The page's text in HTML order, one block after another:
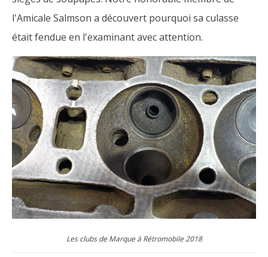
l'Amicale Salmson a découvert pourquoi sa culasse
était fendue en l'examinant avec attention.
Les clubs de Marque à Rétromobile 2018